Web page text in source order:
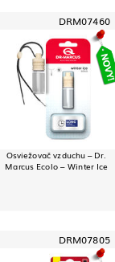
DRM07460
Osviežovač vzduchu – Dr.
Marcus Ecolo – Winter Ice
DRM07805